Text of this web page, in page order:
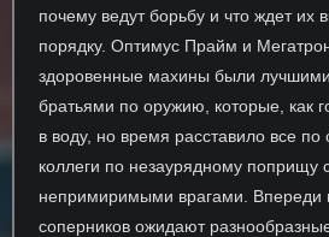
почему ведут борьбу и что ждет их
порядку. Оптимус Прайм и
здоровенные махины были
братьями по оружию, которые, как
в воду, но время расставило все
коллеги по незаурядному поприщу
непримиримыми врагами. Впереди
соперников ожидают